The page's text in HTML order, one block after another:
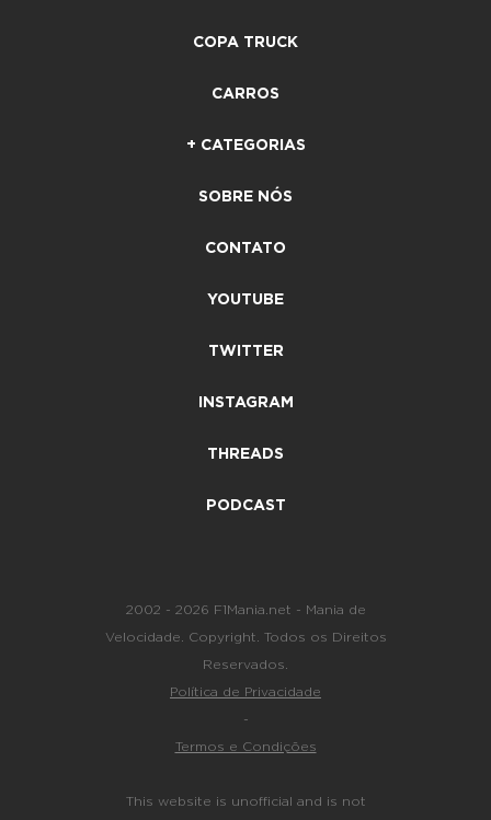
COPA TRUCK
CARROS
+ CATEGORIAS
SOBRE NÓS
CONTATO
YOUTUBE
TWITTER
INSTAGRAM
THREADS
PODCAST
2002 - 2026 F1Mania.net - Mania de
Velocidade. Copyright. Todos os Direitos
Reservados.
Política de Privacidade
-
Termos e Condições
This website is unofficial and is not